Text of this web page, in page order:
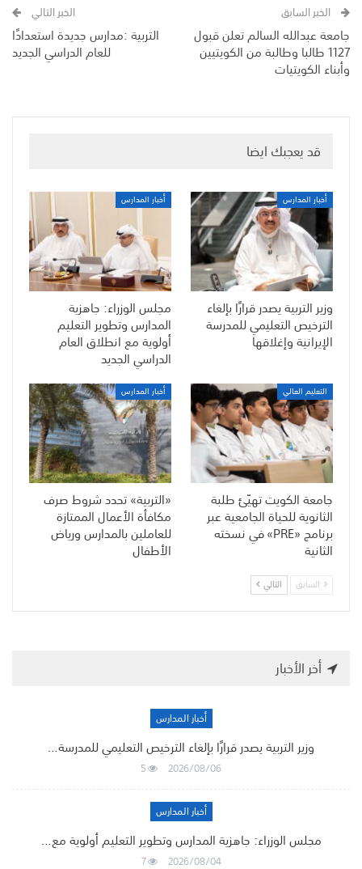
الخبر السابق
جامعة عبدالله السالم تعلن قبول
1127 طالبا وطالبة من الكويتيين
وأبناء الكويتيات
الخبر التالي
التربية :مدارس جديدة استعدادًا
للعام الدراسي الجديد
قد يعجبك ايضا
أخبار المدارس
وزير التربية يصدر قرارًا بإلغاء
الترخيص التعليمي للمدرسة
الإيرانية وإغلاقها
أخبار المدارس
مجلس الوزراء: جاهزية
المدارس وتطوير التعليم
أولوية مع انطلاق العام
الدراسي الجديد
التعليم العالي
جامعة الكويت تهيّئ طلبة
الثانوية للحياة الجامعية عبر
برنامج «PRE» في نسخته
الثانية
أخبار المدارس
«التربية» تحدد شروط صرف
مكافأة الأعمال الممتازة
للعاملين بالمدارس ورياض
الأطفال
السابق التالي
أخر الأخبار
أخبار المدارس
وزير التربية يصدر قرارًا بإلغاء الترخيص التعليمي للمدرسة…
2026/08/06
5
أخبار المدارس
مجلس الوزراء: جاهزية المدارس وتطوير التعليم أولوية مع…
2026/08/04
7